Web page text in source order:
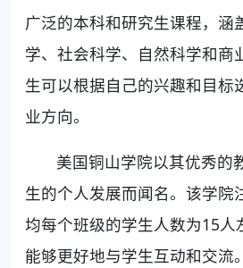
广泛的本科和研究生课程，涵
学、社会科学、自然科学和商
生可以根据自己的兴趣和目标
业方向。
美国铜山学院以其优秀的
生的个人发展而闻名。该学院
均每个班级的学生人数为15人
能够更好地与学生互动和交流